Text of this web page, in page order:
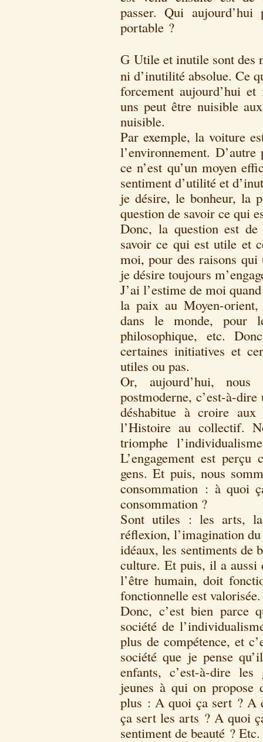
passer. Qui aujourd’hui
portable ?
G Utile et inutile sont des
ni d’inutilité absolue. Ce
forcement aujourd’hui
uns peut être nuisible
nuisible.
Par exemple, la voiture
l’environnement.
ce n’est qu’un moyen
sentiment d’utilité et
je désire, le bonheur, la
question de savoir ce qui
Donc, la question est
savoir ce qui est utile et
moi, pour des raisons
je désire toujours
J’ai l’estime de moi
la paix au Moyen-
dans le monde, pour
philosophique, etc.
certaines initiatives et
utiles ou pas.
Or, aujourd’hui,
postmoderne, c’est-à-
déshabitue à croire
l’Histoire au collectif.
triomphe
L’engagement est
gens. Et puis, nous
consommation : à quoi
consommation ?
Sont utiles : les arts,
réflexion, l’imagination
idéaux, les sentiments de
culture. Et puis, il a aussi
l’être humain, doit
fonctionnelle est valorisée.
Donc, c’est bien parce
société de
plus de compétence, et
société que je pense
enfants, c’est-à-dire
jeunes à qui on propose
plus : A quoi ça sert ? A
ça sert les arts ? A quoi
sentiment de beauté ? Etc.